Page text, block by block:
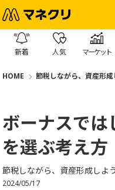
新着 人気 マーケット
HOME 節税しながら、資産形成
ボーナスで
を選ぶ考え方
節税しながら、資産形成しよう
2024/05/17